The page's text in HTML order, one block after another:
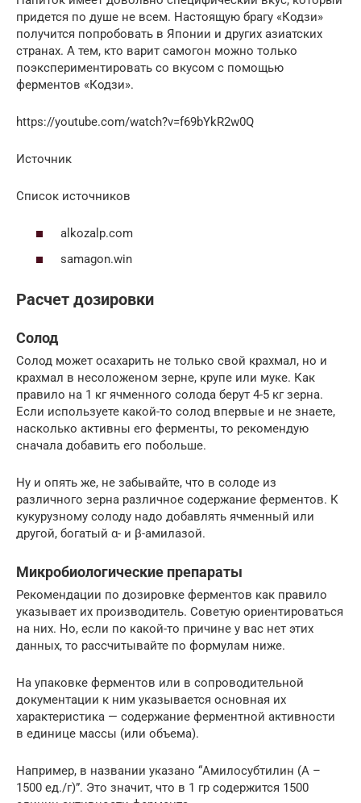
придется по душе не всем. Настоящую брагу «Кодзи»
получится попробовать в Японии и других азиатских
странах. А тем, кто варит самогон можно только
поэкспериментировать со вкусом с помощью
ферментов «Кодзи».
https://youtube.com/watch?v=f69bYkR2w0Q
Источник
Список источников
alkozalp.com
samagon.win
Расчет дозировки
Солод
Солод может осахарить не только свой крахмал, но и
крахмал в несоложеном зерне, крупе или муке. Как
правило на 1 кг ячменного солода берут 4-5 кг зерна.
Если используете какой-то солод впервые и не знаете,
насколько активны его ферменты, то рекомендую
сначала добавить его побольше.
Ну и опять же, не забывайте, что в солоде из
различного зерна различное содержание ферментов. К
кукурузному солоду надо добавлять ячменный или
другой, богатый α- и β-амилазой.
Микробиологические препараты
Рекомендации по дозировке ферментов как правило
указывает их производитель. Советую ориентироваться
на них. Но, если по какой-то причине у вас нет этих
данных, то рассчитывайте по формулам ниже.
На упаковке ферментов или в сопроводительной
документации к ним указывается основная их
характеристика — содержание ферментной активности
в единице массы (или объема).
Например, в названии указано “Амилосубтилин (А –
1500 ед./г)”. Это значит, что в 1 гр содержится 1500